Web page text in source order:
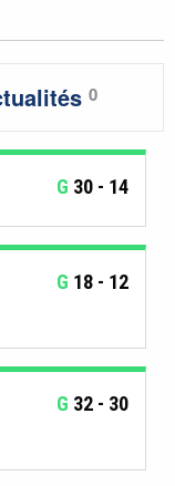
0
G 30 - 14
G 18 - 12
G 32 - 30